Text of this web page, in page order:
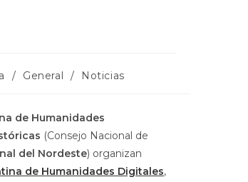
/ General / Noticias
de Humanidades
(Consejo Nacional de
del Nordeste) organizan
de Humanidades Digitales,